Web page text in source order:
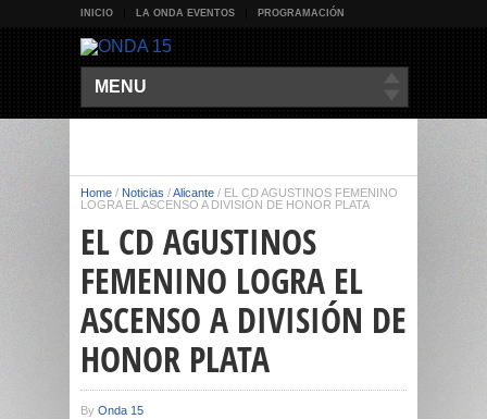
INICIO LA ONDA EVENTOS PROGRAMACIÓN
MENU
Home / Noticias /Alicante / EL CD AGUSTINOS FEMENINO
LOGRA EL ASCENSO A DIVISIÓN DE HONOR PLATA
EL CD AGUSTINOS
FEMENINO LOGRA EL
ASCENSO A DIVISIÓN DE
HONOR PLATA
By Onda 15